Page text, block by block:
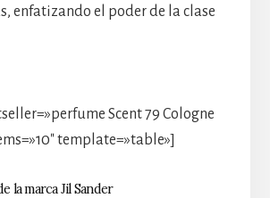
enfatizando el poder de la clase
Scent 79 Cologne
template=»table»]
la marca Jil Sander